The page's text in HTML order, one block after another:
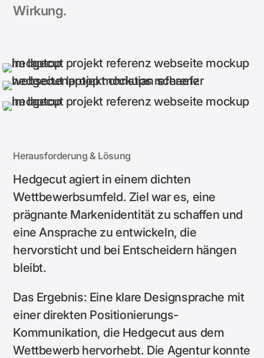
Wirkung.
Herausforderung & Lösung
Hedgecut agiert in einem dichten
Wettbewerbsumfeld. Ziel war es, eine
prägnante Markenidentität zu schaffen und
eine Ansprache zu entwickeln, die
hervorsticht und bei Entscheidern hängen
bleibt.
Das Ergebnis: Eine klare Designsprache mit
einer direkten Positionierungs-
Kommunikation, die Hedgecut aus dem
Wettbewerb hervorhebt. Die Agentur konnte